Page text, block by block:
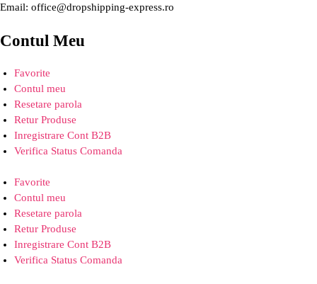
Email: office@dropshipping-express.ro
Contul Meu
Favorite
Contul meu
Resetare parola
Retur Produse
Inregistrare Cont B2B
Verifica Status Comanda
Favorite
Contul meu
Resetare parola
Retur Produse
Inregistrare Cont B2B
Verifica Status Comanda